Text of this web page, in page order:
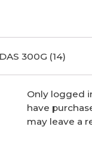
300G (14)
Only logged
have
may leave a